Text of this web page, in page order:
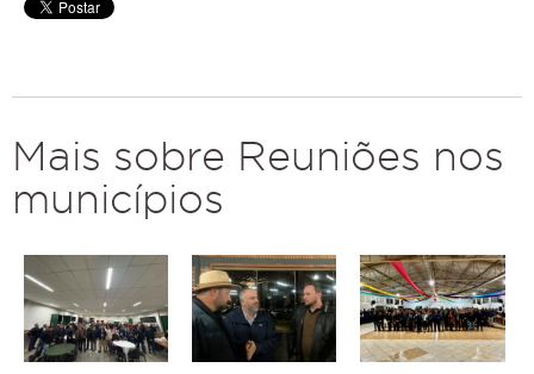
Mais sobre Reuniões nos
municípios